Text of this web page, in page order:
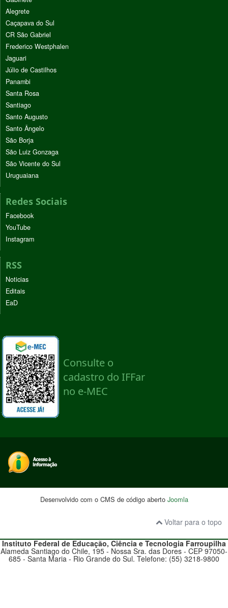
Alegrete
Caçapava do Sul
CR São Gabriel
Frederico Westphalen
Jaguari
Júlio de Castilhos
Panambi
Santa Rosa
Santiago
Santo Augusto
Santo Ângelo
São Borja
São Luiz Gonzaga
São Vicente do Sul
Uruguaiana
Redes Sociais
Facebook
YouTube
Instagram
RSS
Noticias
Editais
EaD
Desenvolvido com o CMS de código aberto Joomla
Voltar para o topo
Instituto Federal de Educação, Ciência e Tecnologia Farroupilha
Alameda Santiago do Chile, 195 - Nossa Sra. das Dores - CEP 97050-
685 - Santa Maria - Rio Grande do Sul. Telefone: (55) 3218-9800